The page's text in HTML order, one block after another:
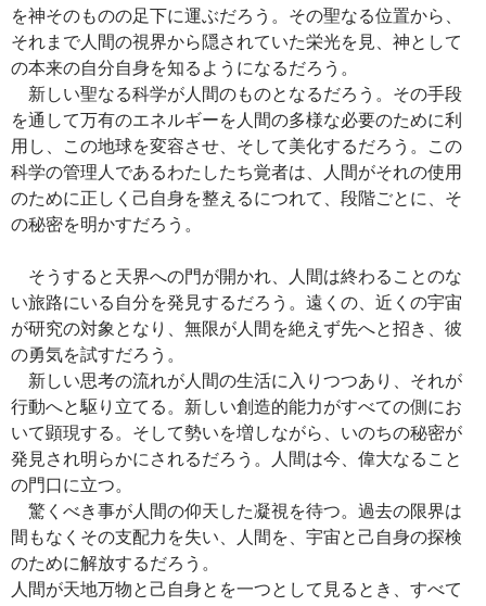
を神そのものの足下に運ぶだろう。その聖なる位置から、
それまで人間の視界から隠されていた栄光を見、神として
の本来の自分自身を知るようになるだろう。
新しい聖なる科学が人間のものとなるだろう。その手段
を通して万有のエネルギーを人間の多様な必要のために利
用し、この地球を変容させ、そして美化するだろう。この
科学の管理人であるわたしたち覚者は、人間がそれの使用
のために正しく己自身を整えるにつれて、段階ごとに、そ
の秘密を明かすだろう。
そうすると天界への門が開かれ、人間は終わることのな
い旅路にいる自分を発見するだろう。遠くの、近くの宇宙
が研究の対象となり、無限が人間を絶えず先へと招き、彼
の勇気を試すだろう。
新しい思考の流れが人間の生活に入りつつあり、それが
行動へと駆り立てる。新しい創造的能力がすべての側にお
いて顕現する。そして勢いを増しながら、いのちの秘密が
発見され明らかにされるだろう。人間は今、偉大なること
の門口に立つ。
驚くべき事が人間の仰天した凝視を待つ。過去の限界は
間もなくその支配力を失い、人間を、宇宙と己自身の探検
のために解放するだろう。
人間が天地万物と己自身とを一つとして見るとき、すべて